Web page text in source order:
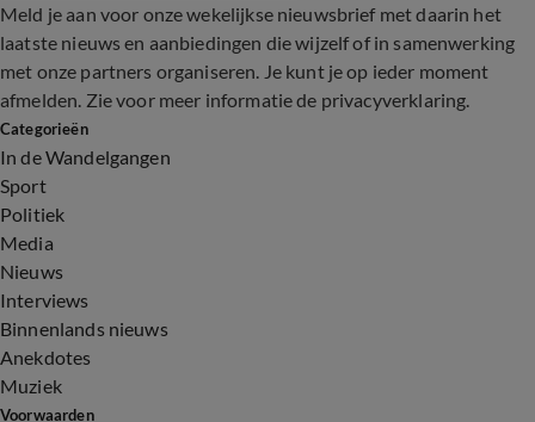
Meld je aan voor onze wekelijkse nieuwsbrief met daarin het
laatste nieuws en aanbiedingen die wijzelf of in samenwerking
met onze partners organiseren. Je kunt je op ieder moment
afmelden. Zie voor meer informatie de privacyverklaring.
Categorieën
In de Wandelgangen
Sport
Politiek
Media
Nieuws
Interviews
Binnenlands nieuws
Anekdotes
Muziek
Voorwaarden